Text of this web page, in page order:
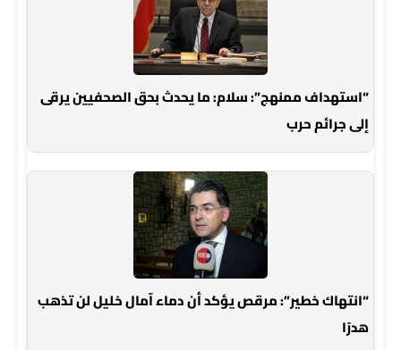
“استهداف ممنهج”: سلام: ما يحدث بحق الصحفيين يرقى
إلى جرائم حرب
“انتهاك خطير”: مرقص يؤكد أن دماء آمال خليل لن تذهب
هدرًا